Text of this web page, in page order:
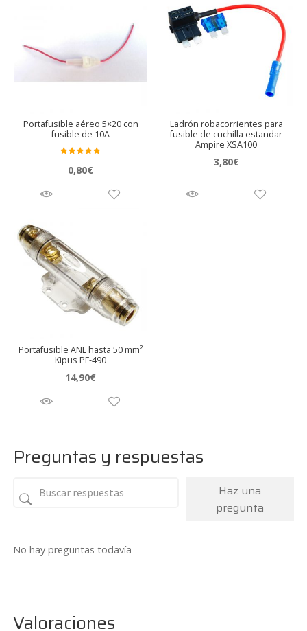
Portafusible aéreo 5×20 con
fusible de 10A
do en
0,80€
Ladrón robacorrientes para
fusible de cuchilla estandar
Ampire XSA100
3,80€
Portafusible ANL hasta 50 mm²
Kipus PF-490
14,90€
Preguntas y respuestas
Haz una
pregunta
No hay preguntas todavía
Valoraciones